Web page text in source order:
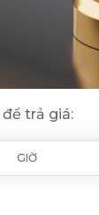
trả giá:
GIỜ